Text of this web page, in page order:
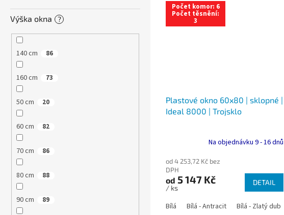
Výška okna ?
140 cm 86
160 cm 73
50 cm 20
60 cm 82
70 cm 86
80 cm 88
90 cm 89
Počet komor: 6
Počet těsnění:
3
Plastové okno 60x80 | sklopné |
Ideal 8000 | Trojsklo
Na objednávku 9 - 16 dnů
od 4 253,72 Kč bez
DPH
od 5 147 Kč
/ ks
DETAIL
Bílá Bílá - Antracit Bílá - Zlatý dub